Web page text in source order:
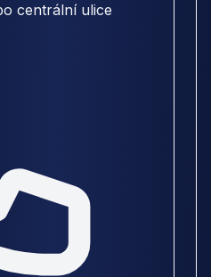
centrální ulice